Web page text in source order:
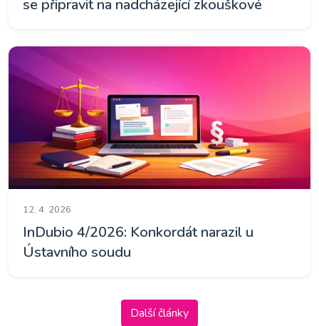
se připravit na nadcházející zkouškové
12. 4. 2026
InDubio 4/2026: Konkordát narazil u
Ústavního soudu
Další články